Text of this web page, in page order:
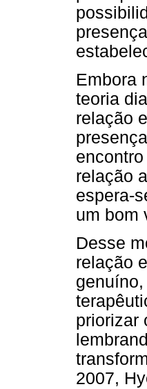
Embora
teoria
relação
relação
espera-
um bom
Desse
relação
priorizar
2007,